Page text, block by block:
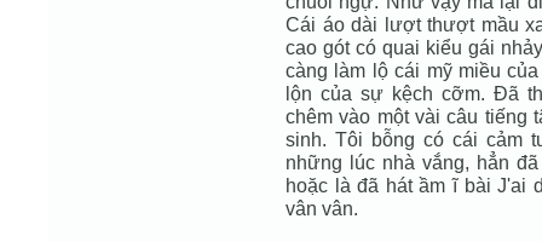
Cái áo dài lượt thượt mầu
cao gót có quai kiểu gái
càng làm lộ cái mỹ miều
lộn của sự kệch cỡm. Ðã
chêm vào một vài câu tiếng
sinh. Tôi bỗng có cái cảm
những lúc nhà vắng, hẳn
hoặc là đã hát ầm ĩ bài J'ai
vân vân.